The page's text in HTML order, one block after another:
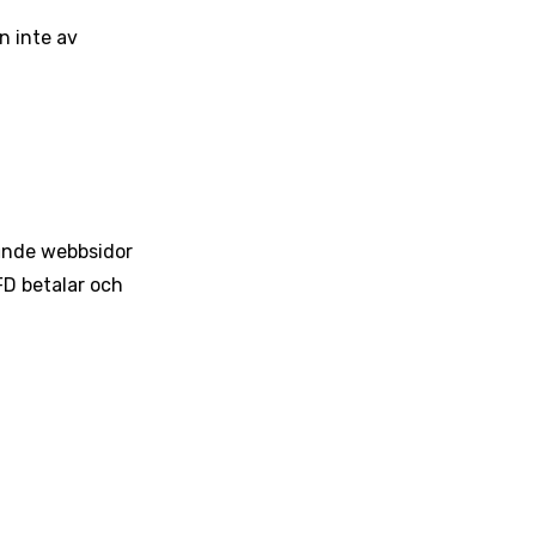
inte av
webbsidor
betalar och